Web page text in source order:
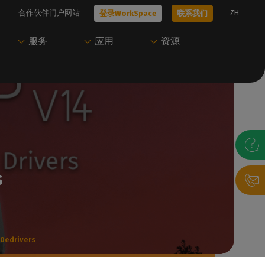
尝试Caldera
始免费试用。
服务
术问题？
们的所有技术文档
Caldera 支持团
应用
开始使用Caldera
求的解决方案
资源
只需一个账户即可访
访问我们的用户门户，下载资源并管理您
的Caldera 解决方案。
合作伙伴门户网站 登录WorkSpace 联系我们 ZH